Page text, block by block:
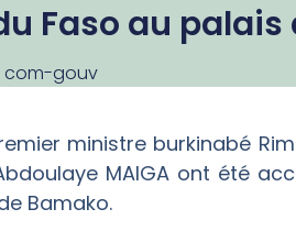
Faso au
com-gouv
ministre burkinabé
MAIGA ont été
Bamako.